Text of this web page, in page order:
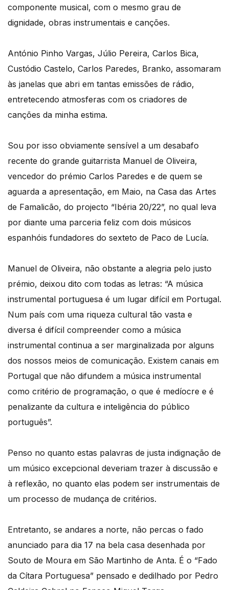
componente musical, com o mesmo grau de
dignidade, obras instrumentais e canções.
António Pinho Vargas, Júlio Pereira, Carlos Bica,
Custódio Castelo, Carlos Paredes, Branko, assomaram
às janelas que abri em tantas emissões de rádio,
entretecendo atmosferas com os criadores de
canções da minha estima.
Sou por isso obviamente sensível a um desabafo
recente do grande guitarrista Manuel de Oliveira,
vencedor do prémio Carlos Paredes e de quem se
aguarda a apresentação, em Maio, na Casa das Artes
de Famalicão, do projecto “Ibéria 20/22”, no qual leva
por diante uma parceria feliz com dois músicos
espanhóis fundadores do sexteto de Paco de Lucía.
Manuel de Oliveira, não obstante a alegria pelo justo
prémio, deixou dito com todas as letras: “A música
instrumental portuguesa é um lugar difícil em Portugal.
Num país com uma riqueza cultural tão vasta e
diversa é difícil compreender como a música
instrumental continua a ser marginalizada por alguns
dos nossos meios de comunicação. Existem canais em
Portugal que não difundem a música instrumental
como critério de programação, o que é medíocre e é
penalizante da cultura e inteligência do público
português”.
Penso no quanto estas palavras de justa indignação de
um músico excepcional deveriam trazer à discussão e
à reflexão, no quanto elas podem ser instrumentais de
um processo de mudança de critérios.
Entretanto, se andares a norte, não percas o fado
anunciado para dia 17 na bela casa desenhada por
Souto de Moura em São Martinho de Anta. É o “Fado
da Cítara Portuguesa” pensado e dedilhado por Pedro